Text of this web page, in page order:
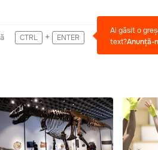
CTRL + ENTER
Ai găsit o
text?Anunță-